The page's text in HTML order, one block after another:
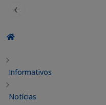
Informativos
Notícias